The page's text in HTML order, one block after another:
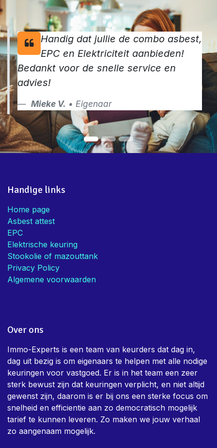
Handig dat jullie de combo asbest,
EPC en Elektriciteit aanbieden!
Bedankt voor de snelle service en
advies!
Mieke V. • Eigenaar
Handige links
Home page
Asbest attest
EPC
Elektrische keuring
Stookolie of mazouttank
Privacy Policy
Algemene voorwaarden
Over ons
Immo-Experts is een team van keurders dat dag in,
dag uit bezig is om eigenaars te helpen met alle nodige
keuringen voor vastgoed. Er is in het team een zeer
sterk bewust zijn dat keuringen verplicht, en niet altijd
gewenst zijn, daarom is er bij ons een sterke focus om
snelheid en efficientie aan zo democratisch mogelijk
tarief te kunnen leveren. Zo maken we jouw verhaal
zo aangenaam mogelijk.